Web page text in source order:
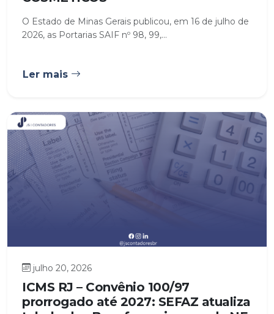
O Estado de Minas Gerais publicou, em 16 de julho de
2026, as Portarias SAIF nº 98, 99,...
Ler mais
julho 20, 2026
ICMS RJ – Convênio 100/97
prorrogado até 2027: SEFAZ atualiza